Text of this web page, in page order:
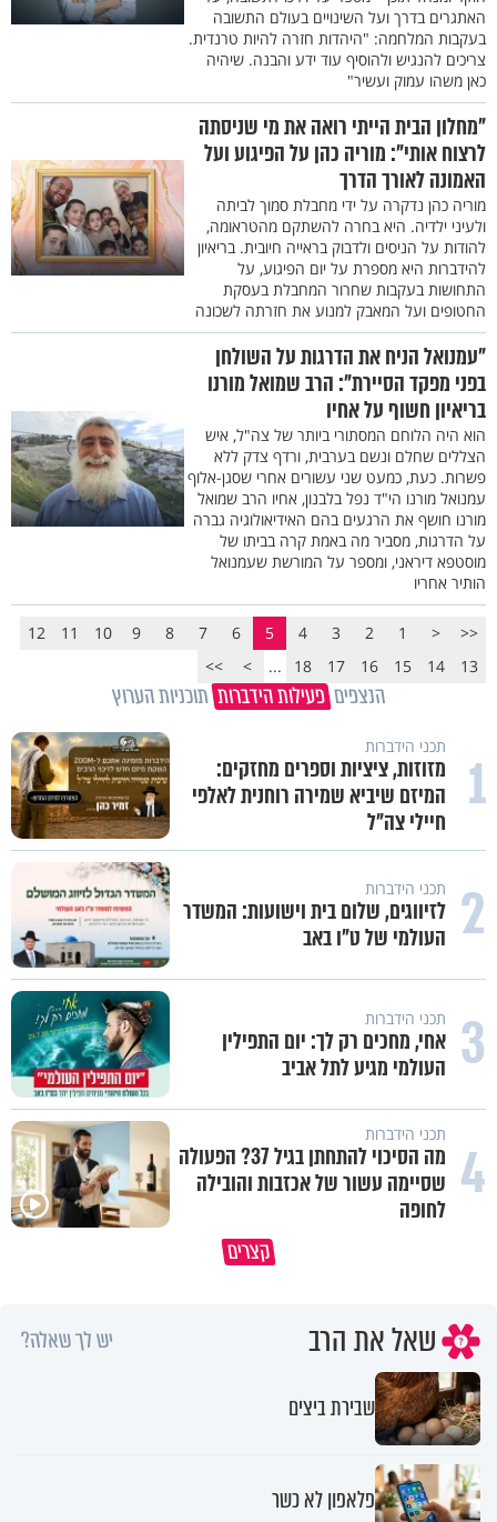
האתגרים בדרך ועל השינויים בעולם התשובה
בעקבות המלחמה: "היהדות חזרה להיות טרנדית.
צריכים להנגיש ולהוסיף עוד ידע והבנה. שיהיה
כאן משהו עמוק ועשיר"
"מחלון הבית הייתי רואה את מי שניסתה
לרצוח אותי": מוריה כהן על הפיגוע ועל
האמונה לאורך הדרך
מוריה כהן נדקרה על ידי מחבלת סמוך לביתה
ולעיני ילדיה. היא בחרה להשתקם מהטראומה,
להודות על הניסים ולדבוק בראייה חיובית. בריאיון
להידברות היא מספרת על יום הפיגוע, על
התחושות בעקבות שחרור המחבלת בעסקת
החטופים ועל המאבק למנוע את חזרתה לשכונה
"עמנואל הניח את הדרגות על השולחן
בפני מפקד הסיירת": הרב שמואל מורנו
בריאיון חשוף על אחיו
הוא היה הלוחם המסתורי ביותר של צה"ל, איש
הצללים שחלם ונשם בערבית, ורדף צדק ללא
פשרות. כעת, כמעט שני עשורים אחרי שסגן-אלוף
עמנואל מורנו הי"ד נפל בלבנון, אחיו הרב שמואל
מורנו חושף את הרגעים בהם האידיאולוגיה גברה
על הדרגות, מסביר מה באמת קרה בביתו של
מוסטפא דיראני, ומספר על המורשת שעמנואל
הותיר אחריו
<<
<
1
2
3
4
5
6
7
8
9
10
11
12
13
14
15
16
17
18
...
>
>>
הנצפים פעילות הידברות תוכניות הערוץ
1 תכני הידברות
מזוזות, ציציות וספרים מחזקים:
המיזם שיביא שמירה רוחנית לאלפי
חיילי צה"ל
2 תכני הידברות
לזיווגים, שלום בית וישועות: המשדר
העולמי של ט"ו באב
3 תכני הידברות
אחי, מחכים רק לך: יום התפילין
העולמי מגיע לתל אביב
4 תכני הידברות
מה הסיכוי להתחתן בגיל 37? הפעולה
שסיימה עשור של אכזבות והובילה
לחופה
קצרים
במבט לאחור - האם התקופה הקשה
איך ייתכן שיש אנשים שיודעים
שהתורה אמת, ובכל זאת לא
שאל את הרב יש לך שאלה?
שבירת ביצים
פלאפון לא כשר